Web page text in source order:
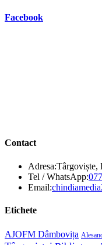
Facebook
Contact
Adresa:Târgoviște,
Tel / WhatsApp:
Email:
Etichete
AJOFM Dâmbovița